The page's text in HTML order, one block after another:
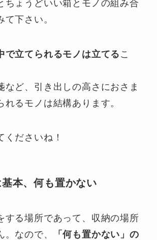
ちょうどいい箱とモノの組み合
下さい。
で立てられるモノは立てる こ
など、引き出しの高さにおさま
れるモノは結構あります。
くださいね！
本、何も置かない
する場所であって、収納の場所
なので、
「何も置かない」の